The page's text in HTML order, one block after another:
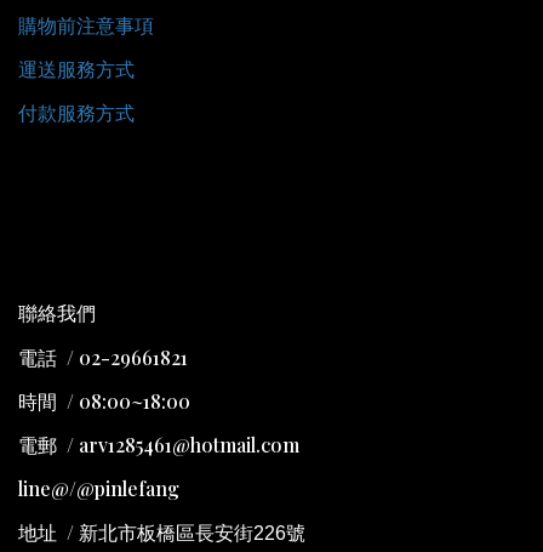
購物前注意事項
運送服務方式
付款服務方式
聯絡我們
電話 / 02-29661821
時間 / 08:00~18:00
電郵 / arv1285461@hotmail.com
line@/@pinlefang
地址 / 新北市板橋區長安街226號